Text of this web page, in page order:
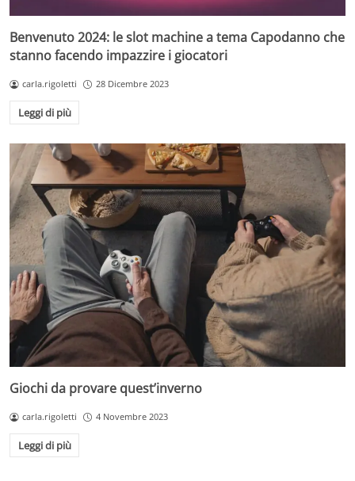
Benvenuto 2024: le slot machine a tema Capodanno che
stanno facendo impazzire i giocatori
carla.rigoletti 28 Dicembre 2023
Leggi di più
Giochi da provare quest’inverno
carla.rigoletti 4 Novembre 2023
Leggi di più